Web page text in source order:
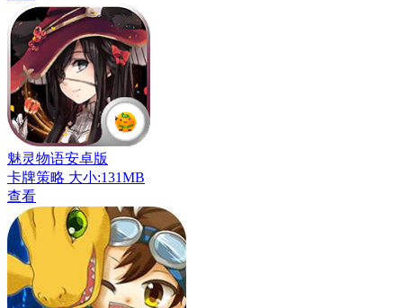
魅灵物语安卓版
卡牌策略 大小:131MB
查看